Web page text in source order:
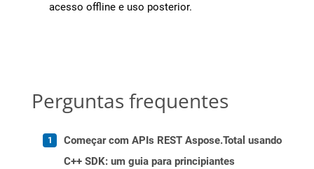
acesso offline e uso posterior.
Perguntas frequentes
Começar com APIs REST Aspose.Total usando
C++ SDK: um guia para principiantes